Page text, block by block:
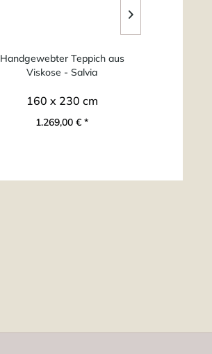
Handgewebter Teppich aus
Viskose - Salvia
160 x 230 cm
1.269,00 € *